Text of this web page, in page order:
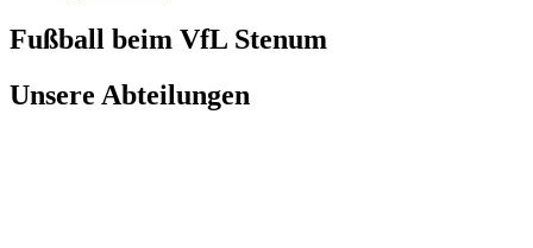
Fußball beim VfL Stenum
Unsere Abteilungen